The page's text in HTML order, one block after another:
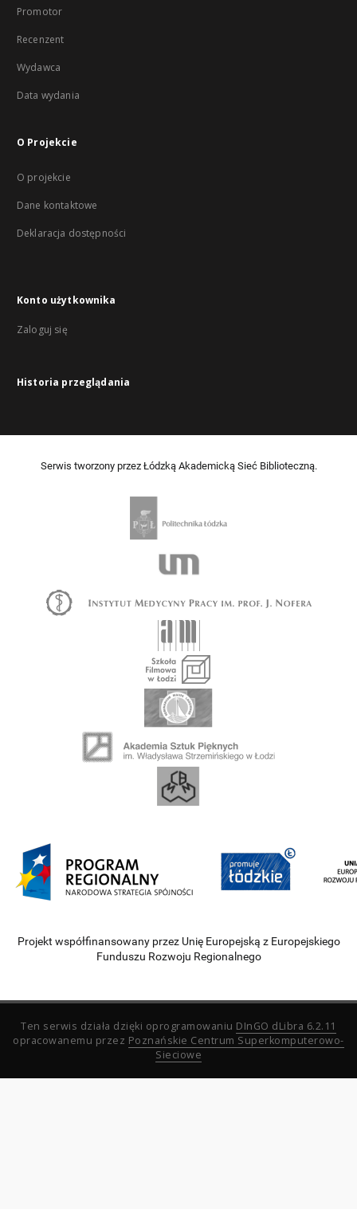
Promotor
Recenzent
Wydawca
Data wydania
O Projekcie
O projekcie
Dane kontaktowe
Deklaracja dostępności
Konto użytkownika
Zaloguj się
Historia przeglądania
Serwis tworzony przez Łódzką Akademicką Sieć Biblioteczną.
Projekt współfinansowany przez Unię Europejską z Europejskiego
Funduszu Rozwoju Regionalnego
Ten serwis działa dzięki oprogramowaniu DInGO dLibra 6.2.11
opracowanemu przez Poznańskie Centrum Superkomputerowo-
Sieciowe